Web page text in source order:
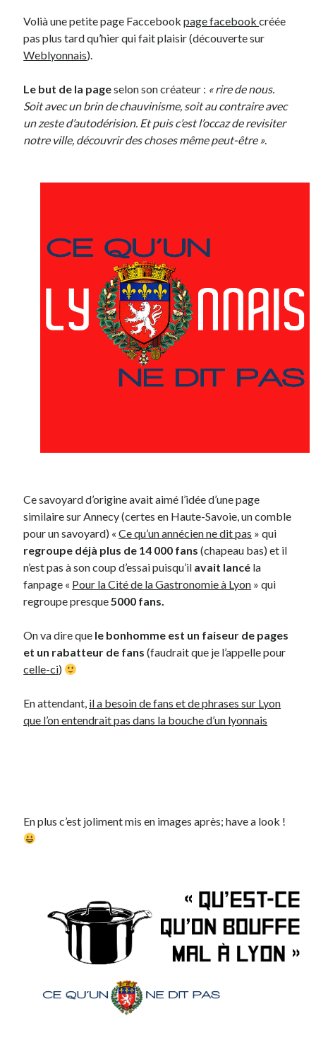
Derniers Commentaires
Entretien ménager
littleceltdansComment j’ai opéré ma vélorution toute personnelle
AnthonydansComment j’ai opéré ma vélorution toute personnelle
Renaud DucherdansComment j’ai opéré ma vélorution toute
personnelle
C’était pas mieux avant… à Lyon
littleceltdansComment j’ai opéré ma vélorution toute personnelle
Comment j’ai opéré ma vélorution toute personnelle
Renaud Ducher dansComment j’ai opéré ma vélorution toute
Humeur
Lectures
Lyon
Lyon à Livre Ouvert
Mini-monsieur
Non classé
Parole de Follower
Photos
Post inutile
Proust
Sorties cuculturelles
Tavukoi
Volià une petite page Faccebookpage facebookcréée
pas plus tard qu’hier qui fait plaisir (découverte sur
Weblyonnais).
Le but de la pageselon son créateur : « rire de nous.
Soit avec un brin de chauvinisme, soit au contraire avec
un zeste d’autodérision. Et puis c’est l’occaz de revisiter
notre ville, découvrir des choses même peut-être ».
Ce savoyard d’origine avait aimé l’idée d’une page
similaire sur Annecy (certes en Haute-Savoie, un comble
pour un savoyard) «Ce qu’un annécien ne dit pas » qui
regroupe déjà plus de 14 000 fans (chapeau bas) et il
n’est pas à son coup d’essai puisqu’il avait lancé la
fanpage « Pour la Cité de la Gastronomie à Lyon » qui
regroupe presque5000 fans.
On va dire que le bonhomme est un faiseur de pages
et un rabatteur de fans(faudrait que je l’appelle pour
celle-ci)
En attendant, il a besoin de fans et de phrases sur Lyon
que l’on entendrait pas dans la bouche d’un lyonnais
En plus c’est joliment mis en images après; have a look !